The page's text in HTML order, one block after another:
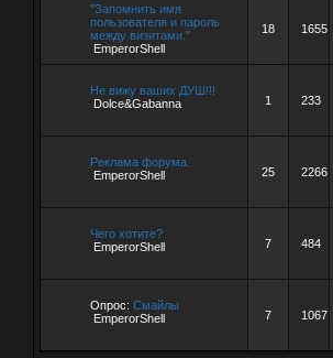
"Запомнить имя
пользователя и пароль
между визитами."
EmperorShell
18 1655
Не вижу ваших ДУШ!!!
Dolce&Gabanna
1 233
Реклама форума.
EmperorShell
25 2266
Чего хотите?
EmperorShell
7 484
Опрос: Смайлы
EmperorShell
7 1067